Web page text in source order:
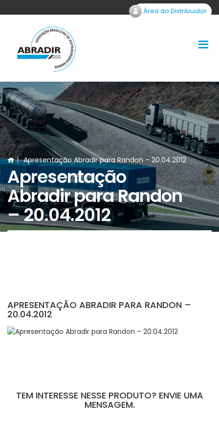
Área do Distribuidor
Apresentação Abradir para Randon – 20.04.2012
Apresentação
Abradir para Randon
– 20.04.2012
APRESENTAÇÃO ABRADIR PARA RANDON –
20.04.2012
TEM INTERESSE NESSE PRODUTO? ENVIE UMA
MENSAGEM.